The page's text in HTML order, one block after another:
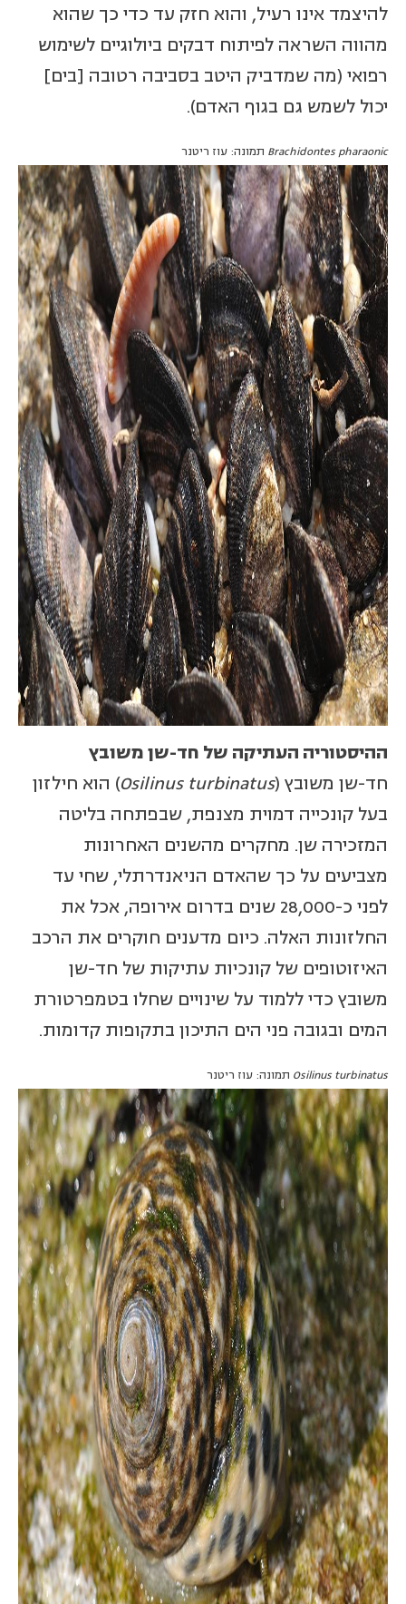
להיצמד אינו רעיל, והוא חזק עד כדי כך שהוא
מהווה השראה לפיתוח דבקים ביולוגיים לשימוש
רפואי (מה שמדביק היטב בסביבה רטובה [בים]
יכול לשמש גם בגוף האדם).
Brachidontes pharaonic תמונה: עוז ריטנר
ההיסטוריה העתיקה של חד-שן משובץ
חד-שן משובץ (Osilinus turbinatus) הוא חילזון
בעל קונכייה דמוית מצנפת, שבפתחה בליטה
המזכירה שן. מחקרים מהשנים האחרונות
מצביעים על כך שהאדם הניאנדרתלי, שחי עד
לפני כ-28,000 שנים בדרום אירופה, אכל את
החלזונות האלה. כיום מדענים חוקרים את הרכב
האיזוטופים של קונכיות עתיקות של חד-שן
משובץ כדי ללמוד על שינויים שחלו בטמפרטורת
המים ובגובה פני הים התיכון בתקופות קדומות.
Osilinus turbinatus תמונה: עוז ריטנר